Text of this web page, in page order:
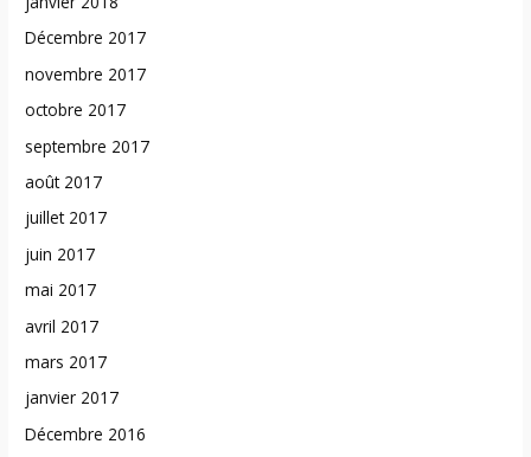
Décembre 2017
novembre 2017
octobre 2017
septembre 2017
août 2017
juillet 2017
juin 2017
mai 2017
avril 2017
mars 2017
janvier 2017
Décembre 2016